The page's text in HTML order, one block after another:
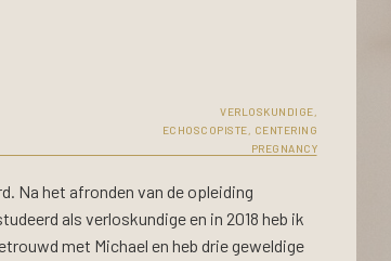
Na het afronden van de opleiding
als verloskundige en in 2018 heb ik
met Michael en heb drie geweldige
VERLOSKUNDIGE,
ECHOSCOPISTE, CENTERING
PREGNANCY